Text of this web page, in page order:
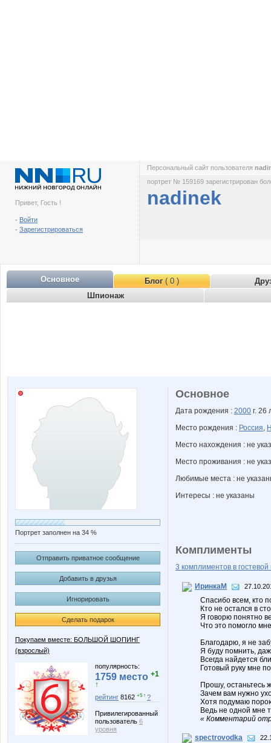
Привет, Гость !
- Войти
- Зарегистрироваться
Персональный сайт пользователя
портрет № 159169 зарегистрирован
nadinek
Основное Блог( 0 )
Шпионаж
Портрет заполнен на 34 %
Отправить приватное сообщение
Добавить в друзья
Игнорировать
Сделать подарок
Покупаем вместе: БОЛЬШОЙ ШОПИНГ
(взрослый)
популярность:
1759 место +1
↑
рейтинг 8162 +5 ↑ ?
Привилегированный
пользователь 6
уровня
Основное
Дата рождения : 2000 г. 26
Место рождения : Россия,
Место нахождения : не
Место проживания : не
Любимые места : не
Интересы : не указаны
Комплименты
3 комплиментов в гостевой
ИринкаМ
Спасибо всем, кто
Кто не остался в
Я говорю понятно
Что это помогло
Благодарю, я не
Я буду помнить,
Всегда найдется
Готовый руку мне
Прошу, останьтесь
Зачем вам нужно
Хотя подумаю
Ведь не одной мне
« Комментарий
spectrovodka